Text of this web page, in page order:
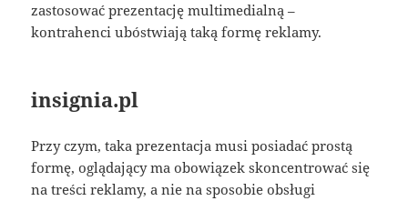
zastosować prezentację multimedialną –
kontrahenci ubóstwiają taką formę reklamy.
insignia.pl
Przy czym, taka prezentacja musi posiadać prostą
formę, oglądający ma obowiązek skoncentrować się
na treści reklamy, a nie na sposobie obsługi